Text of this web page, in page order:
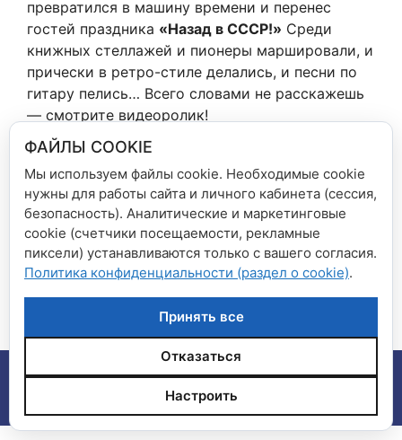
превратился в машину времени и перенес
гостей праздника «Назад в СССР!» Среди
книжных стеллажей и пионеры маршировали, и
прически в ретро-стиле делались, и песни по
гитару пелись… Всего словами не расскажешь
— смотрите видеоролик!
Рубрики
Новости сети магазинов
Встреча с Юрием Вяземским
«Библиосумерки» в «Книга+» ТРЦ Южный:
«Алиса в Стране Чудес» приглашет гостей!
© 2026 Сеть магазинов "Дом книги", "Книга плюс"•
Создано с помощьюGeneratePress
ФАЙЛЫ COOKIE
Мы используем файлы cookie. Необходимые cookie
нужны для работы сайта и личного кабинета (сессия,
безопасность). Аналитические и маркетинговые
cookie (счетчики посещаемости, рекламные
пиксели) устанавливаются только с вашего согласия.
Политика конфиденциальности (раздел о cookie).
Принять все
Отказаться
Настроить